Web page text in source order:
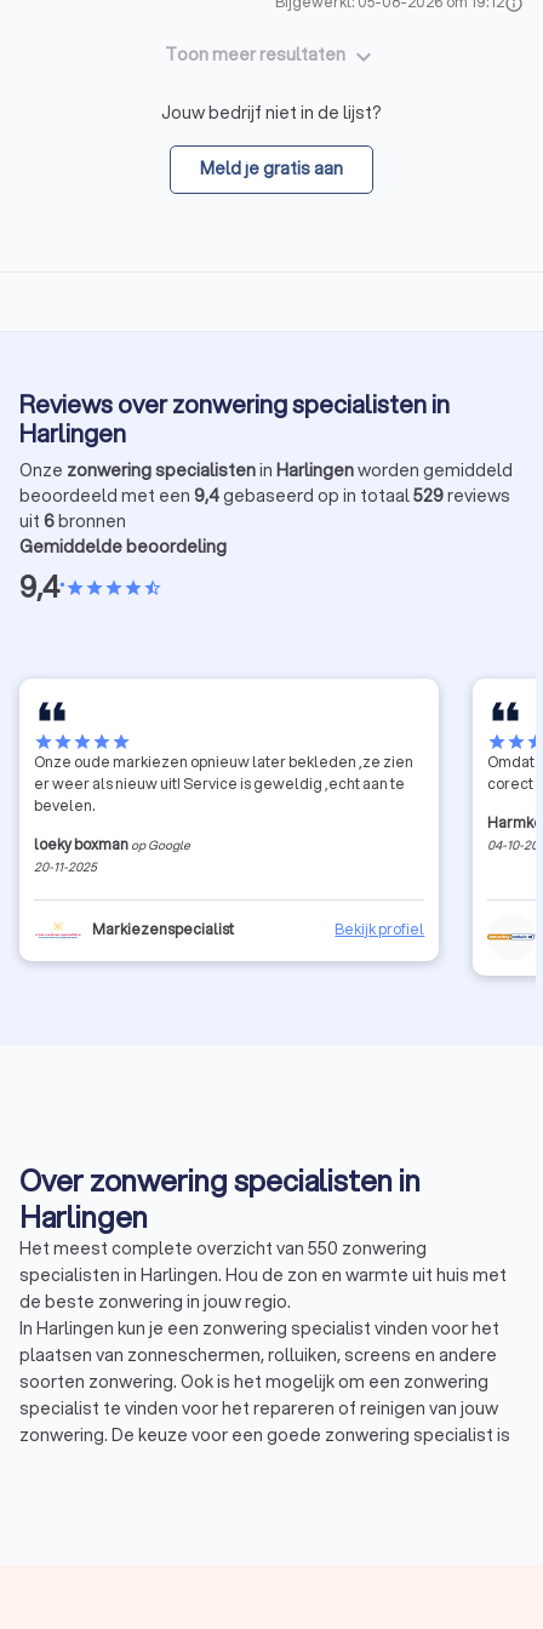
Toon meer resultaten keyboard_arrow_down
Jouw bedrijf niet in de lijst?
Meld je gratis aan
Reviews over zonwering specialisten in
Harlingen
Onze zonwering specialistenin Harlingenworden gemiddeld
beoordeeld met een 9,4gebaseerd op in totaal529reviews
uit 6bronnen
Gemiddelde beoordeling
9,4•starstarstarstarstar_half
starstarstarstarstar
Onze oude markiezen opnieuw later bekleden ,ze zien
er weer als nieuw uit! Service is geweldig ,echt aan te
bevelen.
loeky boxman op Google
20-11-2025
Markiezenspecialist Bekijk profiel
starstar
Omdat
corect
04-10-
Over zonwering specialisten in
Harlingen
Het meest complete overzicht van 550 zonwering
specialisten in Harlingen. Hou de zon en warmte uit huis met
de beste zonwering in jouw regio.
In Harlingen kun je een zonwering specialist vinden voor het
plaatsen van zonneschermen, rolluiken, screens en andere
soorten zonwering. Ook is het mogelijk om een zonwering
specialist te vinden voor het repareren of reinigen van jouw
zonwering. De keuze voor een goede zonwering specialist is